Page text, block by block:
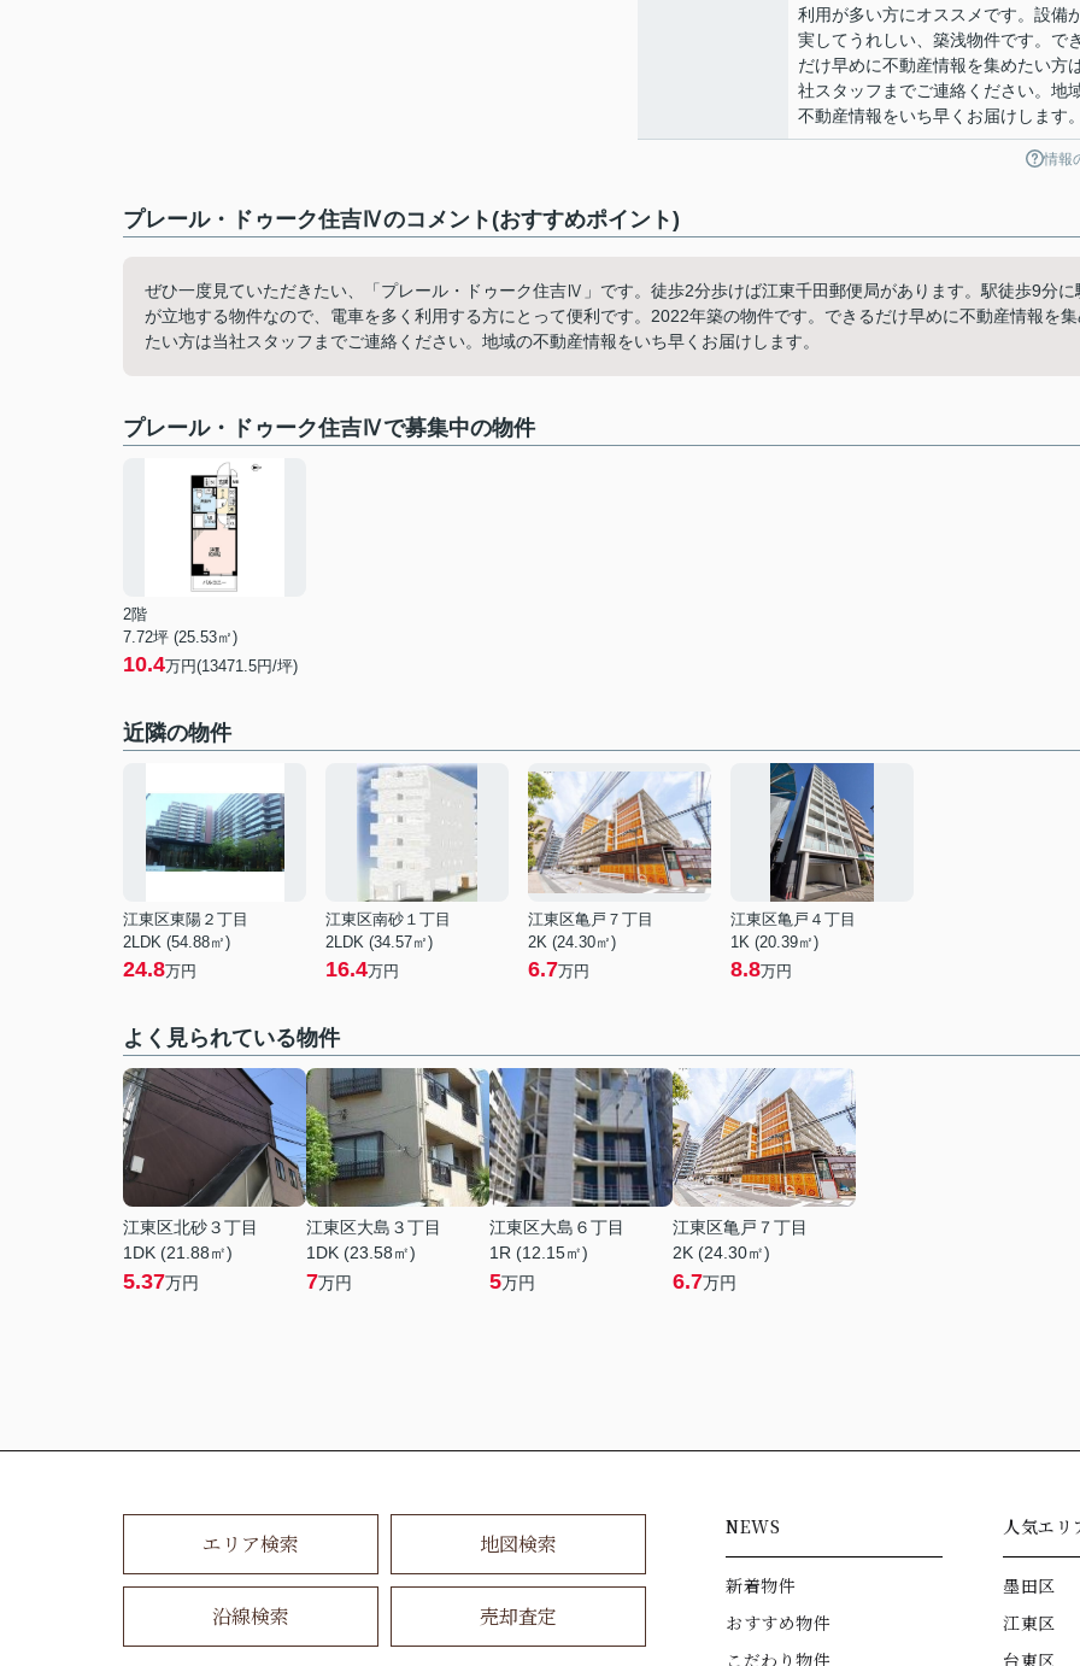
利用が多い方にオススメです。設備
実してうれしい、築浅物件です。で
だけ早めに不動産情報を集めたい方
社スタッフまでご連絡ください。地
不動産情報をいち早くお届けします。
情報
プレール・ドゥーク住吉Ⅳのコメント(おすすめポイント)
ぜひ一度見ていただきたい、「プレール・ドゥーク住吉Ⅳ」です。徒歩2分歩けば江東千田郵便局があります。駅徒歩9分に
が立地する物件なので、電車を多く利用する方にとって便利です。2022年築の物件です。できるだけ早めに不動産情報を集
たい方は当社スタッフまでご連絡ください。地域の不動産情報をいち早くお届けします。
プレール・ドゥーク住吉Ⅳで募集中の物件
2階
7.72坪 (25.53㎡)
10.4万円(13471.5円/坪)
近隣の物件
江東区東陽２丁目
2LDK (54.88㎡)
24.8万円
江東区南砂１丁目
2LDK (34.57㎡)
16.4万円
江東区亀戸７丁目
2K (24.30㎡)
6.7万円
江東区亀戸４丁目
1K (20.39㎡)
8.8万円
よく見られている物件
江東区北砂３丁目
1DK (21.88㎡)
5.37万円
江東区大島３丁目
1DK (23.58㎡)
7万円
江東区大島６丁目
1R (12.15㎡)
5万円
江東区亀戸７丁目
2K (24.30㎡)
6.7万円
エリア検索 地図検索
沿線検索 売却査定
NEWS
新着物件
おすすめ物件
こだわり物件
人気エリ
墨田区
江東区
台東区